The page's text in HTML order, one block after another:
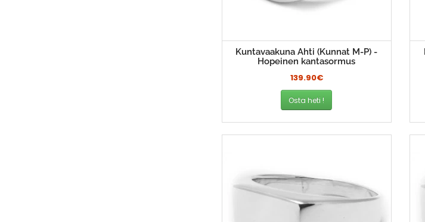
Kuntavaakuna Ahti (Kunnat M-P) -
Hopeinen kantasormus
139.90€
Osta heti !